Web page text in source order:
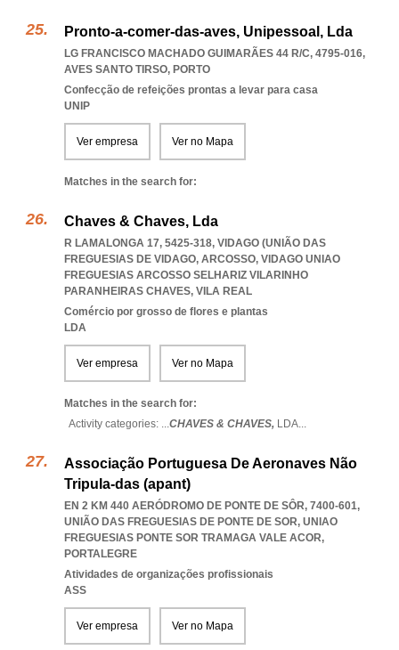
Pronto-a-comer-das-aves, Unipessoal, Lda
LG FRANCISCO MACHADO GUIMARÃES 44 R/C, 4795-016,
AVES SANTO TIRSO, PORTO
Confecção de refeições prontas a levar para casa
UNIP
Ver empresa Ver no Mapa
Matches in the search for:
Chaves & Chaves, Lda
R LAMALONGA 17, 5425-318, VIDAGO (UNIÃO DAS
FREGUESIAS DE VIDAGO, ARCOSSO, VIDAGO UNIAO
FREGUESIAS ARCOSSO SELHARIZ VILARINHO
PARANHEIRAS CHAVES, VILA REAL
Comércio por grosso de flores e plantas
LDA
Ver empresa Ver no Mapa
Matches in the search for:
Activity categories: ...CHAVES & CHAVES, LDA...
Associação Portuguesa De Aeronaves Não
Tripula-das (apant)
EN 2 KM 440 AERÓDROMO DE PONTE DE SÔR, 7400-601,
UNIÃO DAS FREGUESIAS DE PONTE DE SOR, UNIAO
FREGUESIAS PONTE SOR TRAMAGA VALE ACOR,
PORTALEGRE
Atividades de organizações profissionais
ASS
Ver empresa Ver no Mapa